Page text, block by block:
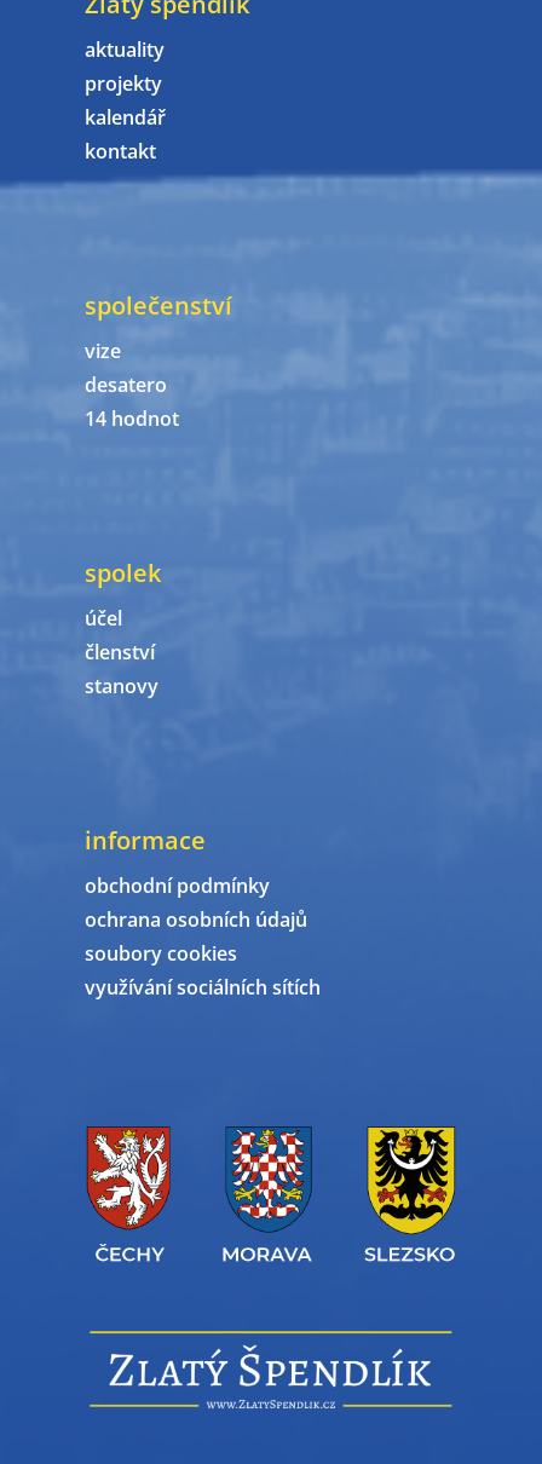
aktuality
projekty
kalendář
kontakt
společenství
vize
desatero
14 hodnot
spolek
účel
členství
stanovy
informace
obchodní podmínky
ochrana osobních údajů
soubory cookies
využívání sociálních sítích